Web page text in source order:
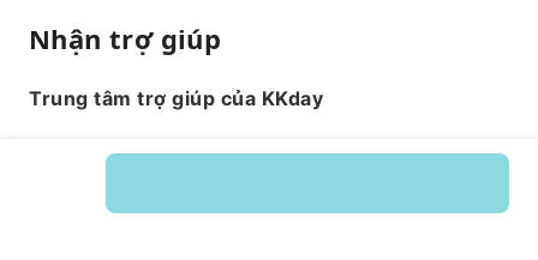
Nhận trợ giúp
Trung tâm trợ giúp của KKday
Mã dịch vụ: 542510